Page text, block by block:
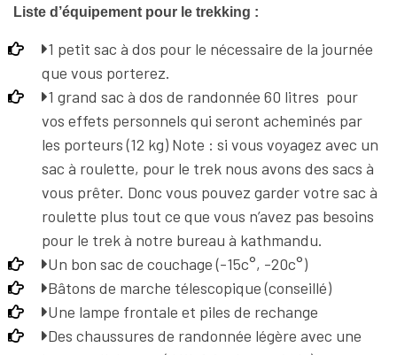
Liste d’équipement pour le trekking :
1 petit sac à dos pour le nécessaire de la journée
que vous porterez.
1 grand sac à dos de randonnée 60 litres pour
vos effets personnels qui seront acheminés par
les porteurs (12 kg) Note : si vous voyagez avec un
sac à roulette, pour le trek nous avons des sacs à
vous prêter. Donc vous pouvez garder votre sac à
roulette plus tout ce que vous n’avez pas besoins
pour le trek à notre bureau à kathmandu.
Un bon sac de couchage (-15c°, -20c°)
Bâtons de marche télescopique (conseillé)
Une lampe frontale et piles de rechange
Des chaussures de randonnée légère avec une